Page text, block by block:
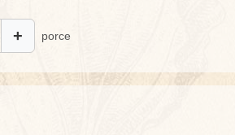
+ porce